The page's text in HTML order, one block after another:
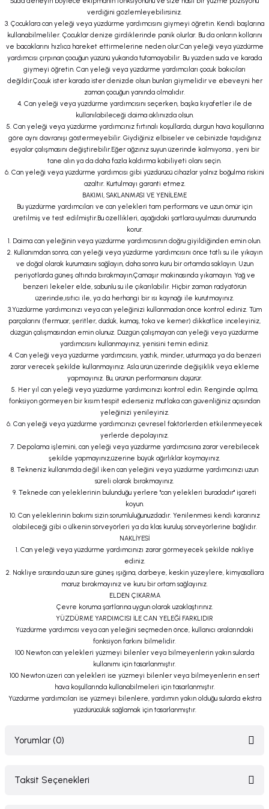
verdiğini gözlemleyebilirsiniz.
3. Çocuklara can yeleği veya yüzdürme yardımcısını giymeyi öğretin. Kendi başlarına
kullanabilmeliler. Çocuklar denize girdiklerinde panik olurlar. Bu da onların kollarını
ve bacaklarını hızlıca hareket ettirmelerine neden olur.Can yeleği veya yüzdürme
yardımcısı çırpınan çocuğun yüzünü yukarıda tutamayabilir. Bu yüzden suda ve karada
giymeyi öğretin. Can yeleği veya yüzdürme yardımcıları çocuk bakıcıları
değildir.Çocuk ister karada ister denizde olsun bunları giymelidir ve ebeveyni her
zaman çocuğun yanında olmalıdır.
4. Can yeleği veya yüzdürme yardımcısını seçerken, başka kıyafetler ile de
kullanılabileceği daima aklınızda olsun.
5. Can yeleği veya yüzdürme yardımcınız fırtınalı koşullarda, durgun hava koşullarına
göre aynı davranışı göstermeyebilir. Giydiğiniz elbiseler ve cebinizde taşıdığınız
eşyalar çalışmasını değiştirebilir.Eğer ağzınız suyun üzerinde kalmıyorsa , yeni bir
tane alın ya da daha fazla kaldırma kabiliyeti olanı seçin.
6. Can yeleği veya yüzdürme yardımcısı gibi yüzdürücü cihazlar yalnız boğulma riskini
azaltır. Kurtulmayı garanti etmez.
BAKIMI, SAKLANMASI VE YENİLEME
Bu yüzdürme yardımcıları ve can yelekleri tam performans ve uzun ömür için
üretilmiş ve test edilmiştir.Bu özellikleri, aşağıdaki şartlara uyulması durumunda
korur.
1. Daima can yeleğinin veya yüzdürme yardımcısının doğru giyildiğinden emin olun.
2. Kullanımdan sonra, can yeleği veya yüzdürme yardımcısını önce tatlı su ile yıkayın
ve doğal olarak kurumasını sağlayın, daha sonra kuru bir ortamda saklayın. Uzun
periyotlarda güneş altında bırakmayın.Çamaşır makinasında yıkamayın. Yağ ve
benzeri lekeler elde, sabunlu su ile çıkarılabilir. Hiçbir zaman radyatörün
üzerinde,ısıtıcı ile, ya da herhangi bir ısı kaynağı ile kurutmayınız.
3.Yüzdürme yardımcınızı veya can yeleğinizi kullanmadan önce kontrol ediniz. Tüm
parçalarını (fermuar, şeritler, düdük, kumaş, toka ve kemer) dikkatlice inceleyiniz,
düzgün çalışmasından emin olunuz. Düzgün çalışmayan can yeleği veya yüzdürme
yardımcısını kullanmayınız, yenisini temin ediniz.
4. Can yeleği veya yüzdürme yardımcısını, yastık, minder, usturmaça ya da benzeri
zarar verecek şekilde kullanmayınız. Asla ürün üzerinde değişiklik veya ekleme
yapmayınız. Bu, ürünün performansını düşürür.
5. Her yıl can yeleği veya yüzdürme yardımcınızı kontrol edin. Renginde açılma,
fonksiyon görmeyen bir kısım tespit ederseniz mutlaka can güvenliğiniz açısından
yeleğinizi yenileyiniz.
6. Can yeleği veya yüzdürme yardımcınızı çevresel faktörlerden etkilenmeyecek
yerlerde depolayınız.
7. Depolama işlemini, can yeleği veya yüzdürme yardımcısına zarar verebilecek
şekilde yapmayınız,üzerine büyük ağırlıklar koymayınız.
8. Tekneniz kullanımda değil iken can yeleğini veya yüzdürme yardımcınızı uzun
süreli olarak bırakmayınız.
9. Teknede can yeleklerinin bulunduğu yerlere "can yelekleri buradadır" işareti
koyun.
10. Can yeleklerinin bakımı sizin sorumluluğunuzdadır. Yenilenmesi kendi kararınız
olabileceği gibi o ülkenin sörveyörleri ya da klas kuruluş sörveyörlerine bağlıdır.
NAKLİYESİ
1. Can yeleği veya yüzdürme yardımcınızı zarar görmeyecek şekilde nakliye
ediniz.
2. Nakliye sırasında uzun süre güneş ışığına, darbeye, keskin yüzeylere, kimyasallara
maruz bırakmayınız ve kuru bir ortam sağlayınız.
ELDEN ÇIKARMA
Çevre koruma şartlarına uygun olarak uzaklaştırınız.
YÜZDÜRME YARDIMCISI İLE CAN YELEĞİ FARKLIDIR
Yüzdürme yardımcısı veya can yeleğini seçmeden önce, kullanıcı aralarındaki
fonksiyon farkını bilmelidir.
100 Newton can yelekleri yüzmeyi bilenler veya bilmeyenlerin yakın sularda
kullanımı için tasarlanmıştır.
100 Newton üzeri can yelekleri ise yüzmeyi bilenler veya bilmeyenlerin en sert
hava koşullarında kullanabilmeleri için tasarlanmıştır.
Yüzdürme yardımcıları ise yüzmeyi bilenlere, yardımın yakın olduğu sularda ekstra
yüzdürücülük sağlamak için tasarlanmıştır.
Yorumlar (0)
Taksit Seçenekleri